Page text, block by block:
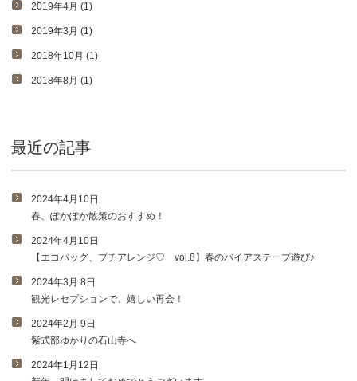
2019年4月 (1)
2019年3月 (1)
2018年10月 (1)
2018年8月 (1)
最近の記事
2024年4月10日
春、ぽかぽか散策のおすすめ！
2024年4月10日
【エコバッグ、プチアレンジ♡ vol.8】春のバイアステープ遊び♪
2024年3月 8日
観光レセプションで、嬉しい再会！
2024年2月 9日
紫式部ゆかりの石山寺へ
2024年1月12日